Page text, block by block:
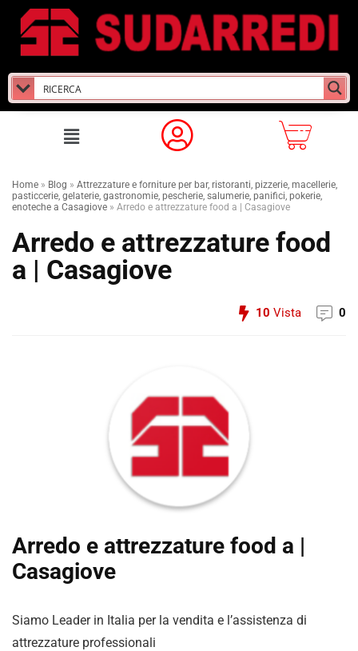
Home » Blog » Attrezzature e forniture per bar, ristoranti, pizzerie, macellerie,
pasticcerie, gelaterie, gastronomie, pescherie, salumerie, panifici, pokerie,
enoteche a Casagiove » Arredo e attrezzature food a | Casagiove
Arredo e attrezzature food
a | Casagiove
10 Vista 0
Arredo e attrezzature food a |
Casagiove
Siamo Leader in Italia per la vendita e l’assistenza di
attrezzature professionali